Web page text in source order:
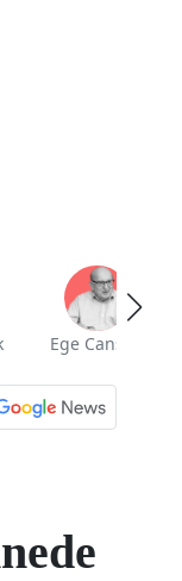
Ege Cansen